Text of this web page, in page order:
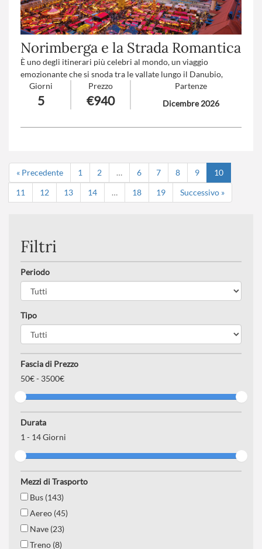
Norimberga e la Strada Romantica
È uno degli itinerari più celebri al mondo, un viaggio
emozionante che si snoda tra le vallate lungo il Danubio,
affascinanti case a graticcio, eleganti castelli barocchi e
giardini multicolore. Villaggi dal fascino senza tempo, dove il
respiro del Medioevo si percepisce ancora tra le strade e le
Numero partecipanti: minimo 20 - massimo 40
Trattamento
: Pensione completa con bevande
Suppl. partenze
: B-C-D-E-F-G-H-I ( clicca qui per le tariffe
Giorni
5
Prezzo
€940
Partenze
Dicembre 2026
« Precedente 1 2 … 6 7 8 9
10
11
12 13 14 … 18 19 Successivo »
Filtri
Periodo
Tipo
Fascia di Prezzo
50€ - 3500€
Durata
1- 14Giorni
Mezzi di Trasporto
Bus (143)
Aereo (45)
Nave (23)
Treno (8)